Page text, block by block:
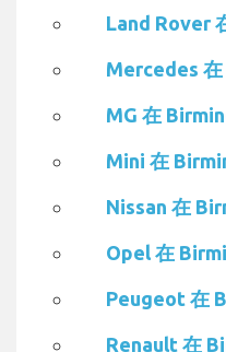
Land Rover
Mercedes 在
MG 在
Mini 在
Nissan 在
Opel 在
Peugeot 在
Renault 在